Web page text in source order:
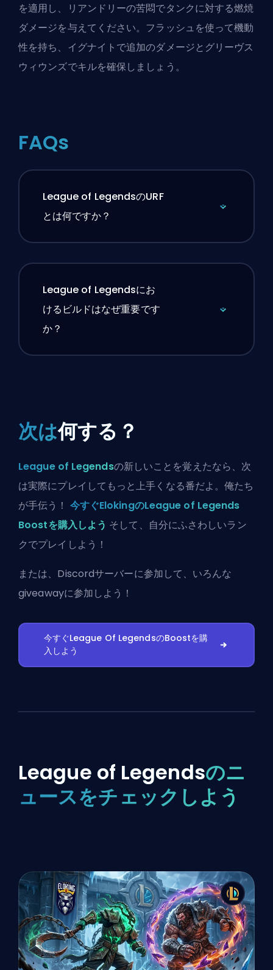
を適用し、リアンドリーの苦悶でタンクに対する燃焼
ダメージを与えてください。フラッシュを使って機動
性を持ち、イグナイトで追加のダメージとグリーヴス
ウィウンズでキルを確保しましょう。
FAQs
League of LegendsのURF
とは何ですか？
League of Legendsにお
けるビルドはなぜ重要です
か？
次は何する？
League of Legendsの新しいことを覚えたなら、次
は実際にプレイしてもっと上手くなる番だよ。俺たち
が手伝う！ 今すぐElokingのLeague of Legends
Boostを購入しよう そして、自分にふさわしいラン
クでプレイしよう！
または、 Discordサーバーに参加して、いろんな
giveawayに参加しよう！
今すぐLeague Of LegendsのBoostを購
入しよう
League of Legendsのニ
ュースをチェックしよう